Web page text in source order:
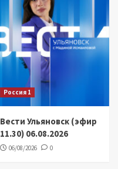
Россия 1
Вести Ульяновск (эфир
11.30) 06.08.2026
06/08/2026 0